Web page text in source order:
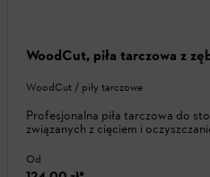
WoodCut, piła tarczowa z
WoodCut / piły tarczowe
Profesjonalna piła tarczowa do
związanych z cięciem i
Od